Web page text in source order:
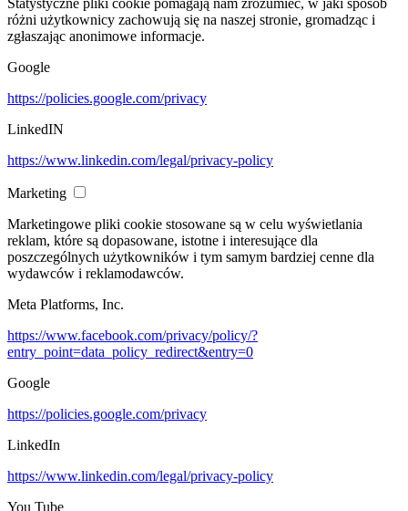
Statystyczne pliki cookie pomagają nam zrozumieć, w jaki sposób
różni użytkownicy zachowują się na naszej stronie, gromadząc i
zgłaszając anonimowe informacje.
Google
https://policies.google.com/privacy
LinkedIN
https://www.linkedin.com/legal/privacy-policy
Marketing
Marketingowe pliki cookie stosowane są w celu wyświetlania
reklam, które są dopasowane, istotne i interesujące dla
poszczególnych użytkowników i tym samym bardziej cenne dla
wydawców i reklamodawców.
Meta Platforms, Inc.
https://www.facebook.com/privacy/policy/?
entry_point=data_policy_redirect&entry=0
Google
https://policies.google.com/privacy
LinkedIn
https://www.linkedin.com/legal/privacy-policy
You Tube